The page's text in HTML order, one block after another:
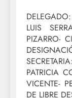
DELEGADO:
LUIS
PIZARRO-
SECRETARIA:
PATRICIA
VICENTE-
DE LIBRE